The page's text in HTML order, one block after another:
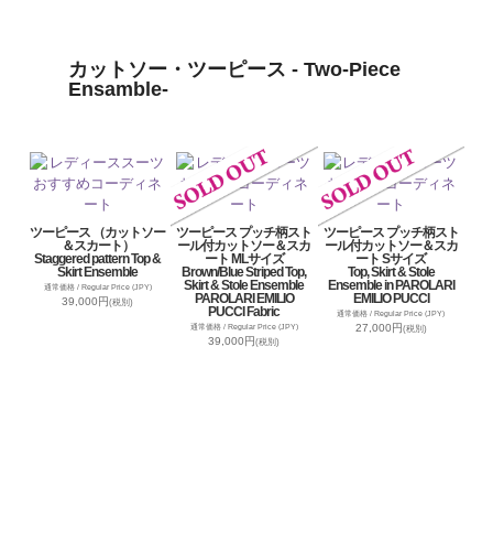
カットソー・ツーピース - Two-Piece
Ensamble-
ツーピース （カットソー
＆スカート）
Staggered pattern Top &
Skirt Ensemble
通常価格 / Regular Price (JPY)
39,000円(税別)
ツーピース プッチ柄スト
ール付カットソー＆スカ
ート MLサイズ
Brown/Blue Striped Top,
Skirt & Stole Ensemble
PAROLARI EMILIO
PUCCI Fabric
通常価格 / Regular Price (JPY)
39,000円(税別)
ツーピース プッチ柄スト
ール付カットソー＆スカ
ート Sサイズ
Top, Skirt & Stole
Ensemble in PAROLARI
EMILIO PUCCI
通常価格 / Regular Price (JPY)
27,000円(税別)